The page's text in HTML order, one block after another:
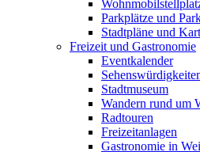
Parkplätze und
Stadtpläne und
Freizeit und Gastronomie
Eventkalender
Stadtmuseum
Wandern rund um
Radtouren
Freizeitanlagen
Gastronomie in